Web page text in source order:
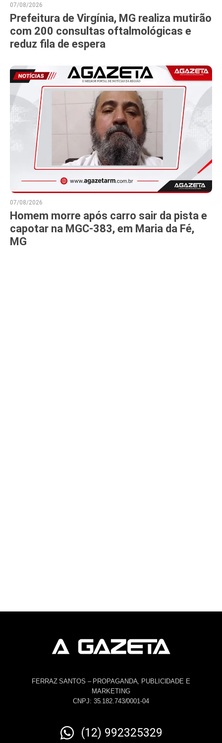
07/08/2026
Prefeitura de Virgínia, MG realiza mutirão
com 200 consultas oftalmológicas e
reduz fila de espera
07/08/2026
Homem morre após carro sair da pista e
capotar na MGC-383, em Maria da Fé,
MG
FERRAZ SANTOS – PROPAGANDA, PUBLICIDADE E
MARKETING
CNPJ: 35.182.743/0001-04
(12) 992325329